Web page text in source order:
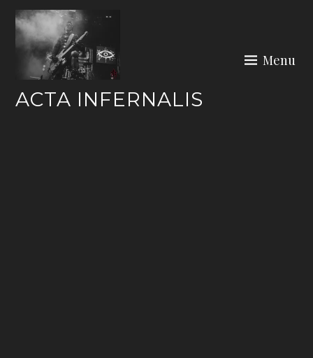
Skip
content
ACTA INFERNALIS
Menu